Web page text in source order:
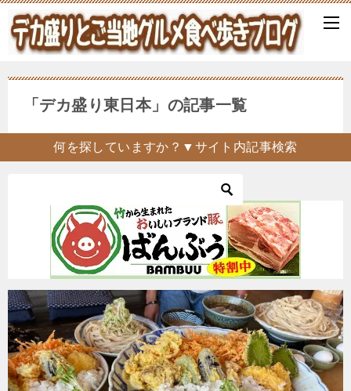
「デカ盛り東日本」の記事一覧
何を探していますか？▼サイト内記事検索